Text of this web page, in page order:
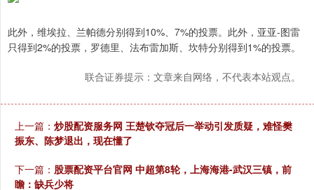
此外，维埃拉、兰帕德分别得到10%、7%的投票。此外，亚亚-图雷
只得到2%的投票，罗德里、法布雷加斯、坎特分别得到1%的投票。
联合证券提示：文章来自网络，不代表本站观点。
上一篇： 炒股配资服务网 王楚钦夺冠后一举动引发质疑，难怪樊
振东、陈梦退出，现在懂了
下一篇： 股票配资平台官网 中超第8轮，上海海港-武汉三镇，前
瞻：缺兵少将